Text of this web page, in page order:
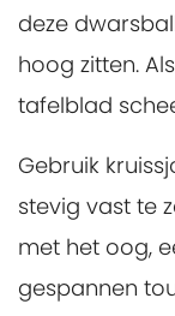
deze
hoog zitten.
tafelblad
Gebruik
stevig vast te
met het oog,
gespannen